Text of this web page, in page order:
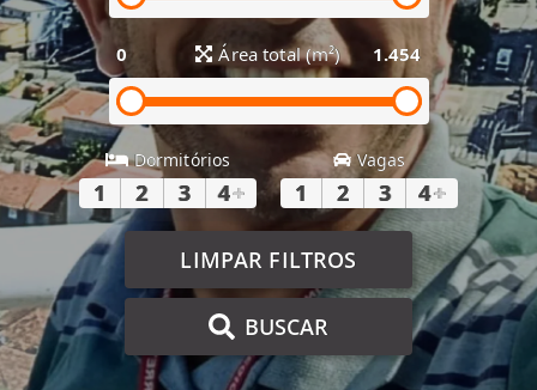
0 Área total (m²) 1.454
Dormitórios
1 2 3 4+
Vagas
1 2 3 4+
LIMPAR FILTROS
BUSCAR